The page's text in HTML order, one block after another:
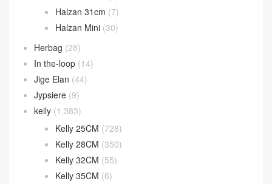
Bolide 31cm
(4)
Calvi 卡包(38)
Chaine d’Ancre
Constance
(895)
Constance 19CM
Constance 24CM
Constance 26CM
Constance Wallet
Evelyne(27)
Garden Party(32)
Geta bag(44)